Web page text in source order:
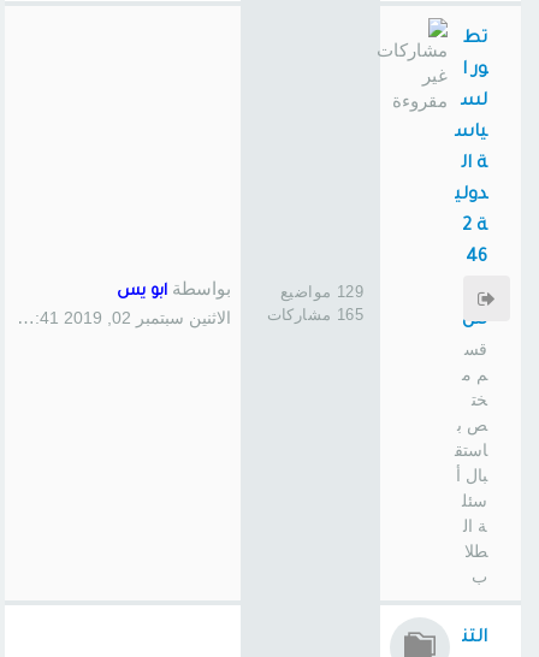
تط
ور ا
لس
ياس
ة ال
دولي
ة 2
46
سا
س
قس
م م
خت
ص ب
استق
بال أ
سئل
ة ال
طلا
ب
129 مواضيع
165 مشاركات
بواسطة ابو يس
الاثنين سبتمبر 02, 2019 1:41 pm
التن